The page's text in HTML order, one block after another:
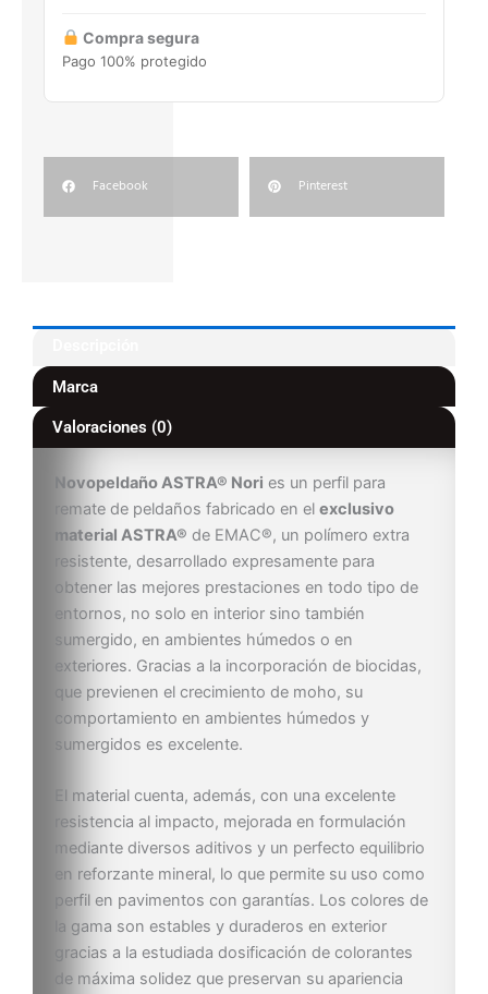
Compra segura
Pago 100% protegido
Facebook Pinterest
Marca
Valoraciones (0)
Novopeldaño ASTRA® Nori es un perfil para
remate de peldaños fabricado en el exclusivo
material ASTRA® de EMAC®, un polímero extra
resistente, desarrollado expresamente para
obtener las mejores prestaciones en todo tipo de
entornos, no solo en interior sino también
sumergido, en ambientes húmedos o en
exteriores. Gracias a la incorporación de biocidas,
que previenen el crecimiento de moho, su
comportamiento en ambientes húmedos y
sumergidos es excelente.
El material cuenta, además, con una excelente
resistencia al impacto, mejorada en formulación
mediante diversos aditivos y un perfecto equilibrio
en reforzante mineral, lo que permite su uso como
perfil en pavimentos con garantías. Los colores de
la gama son estables y duraderos en exterior
gracias a la estudiada dosificación de colorantes
de máxima solidez que preservan su apariencia